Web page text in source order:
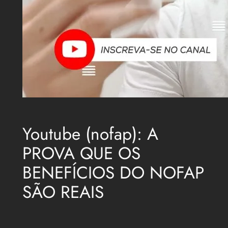
Youtube (nofap): A
PROVA QUE OS
BENEFÍCIOS DO NOFAP
SÃO REAIS